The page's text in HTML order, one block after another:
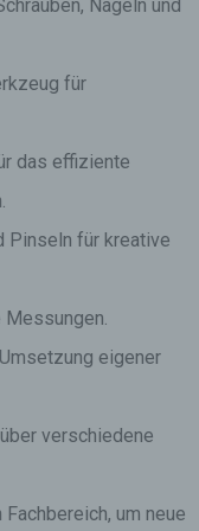
Nägeln und
für
das effiziente
Pinseln für kreative
eigener
verschiedene
um neue